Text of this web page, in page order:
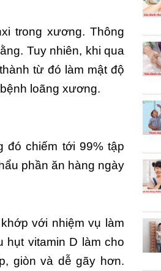
trong xương. Thông
Tuy nhiên, khi qua
từ đó làm mật độ
loãng xương.
đó chiếm tới 99% tập
phần ăn hàng ngày
với nhiệm vụ làm
hụt vitamin D làm cho
giòn và dễ gãy hơn.